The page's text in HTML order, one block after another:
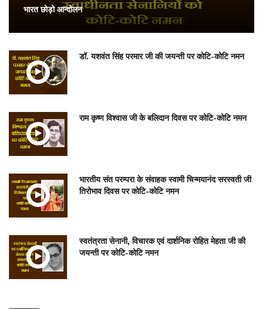
भारत छोड़ो आन्दोलन
डॉ. यशवंत सिंह परमार जी की जयन्ती पर कोटि-कोटि नमन
राम कृष्ण विश्वास जी के बलिदान दिवस पर कोटि-कोटि नमन
भारतीय संत परम्परा के संवाहक स्वामी चिन्मयानंद सरस्वती जी
तिरोभाव दिवस पर कोटि-कोटि नमन
स्वतंत्रता सेनानी, विचारक एवं दार्शनिक रोहित मेहता जी की
जयन्ती पर कोटि-कोटि नमन